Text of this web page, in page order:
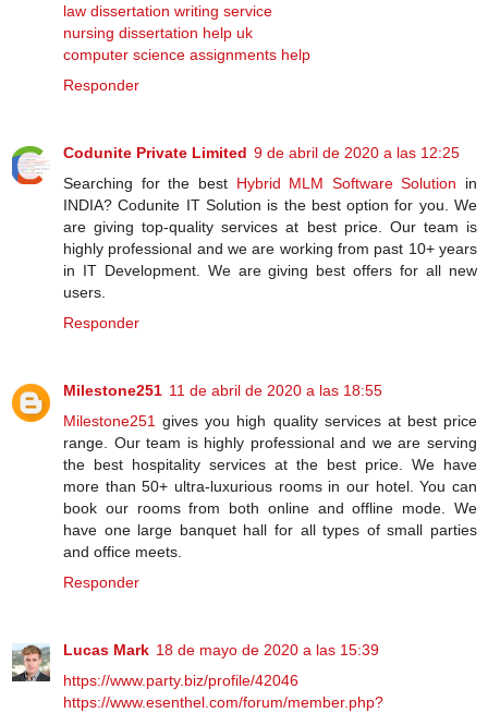
law dissertation writing service
nursing dissertation help uk
computer science assignments help
Responder
Codunite Private Limited 9 de abril de 2020 a las 12:25
Searching for the best Hybrid MLM Software Solution in
INDIA? Codunite IT Solution is the best option for you. We
are giving top-quality services at best price. Our team is
highly professional and we are working from past 10+ years
in IT Development. We are giving best offers for all new
users.
Responder
Milestone251 11 de abril de 2020 a las 18:55
Milestone251 gives you high quality services at best price
range. Our team is highly professional and we are serving
the best hospitality services at the best price. We have
more than 50+ ultra-luxurious rooms in our hotel. You can
book our rooms from both online and offline mode. We
have one large banquet hall for all types of small parties
and office meets.
Responder
Lucas Mark 18 de mayo de 2020 a las 15:39
https://www.party.biz/profile/42046
https://www.esenthel.com/forum/member.php?